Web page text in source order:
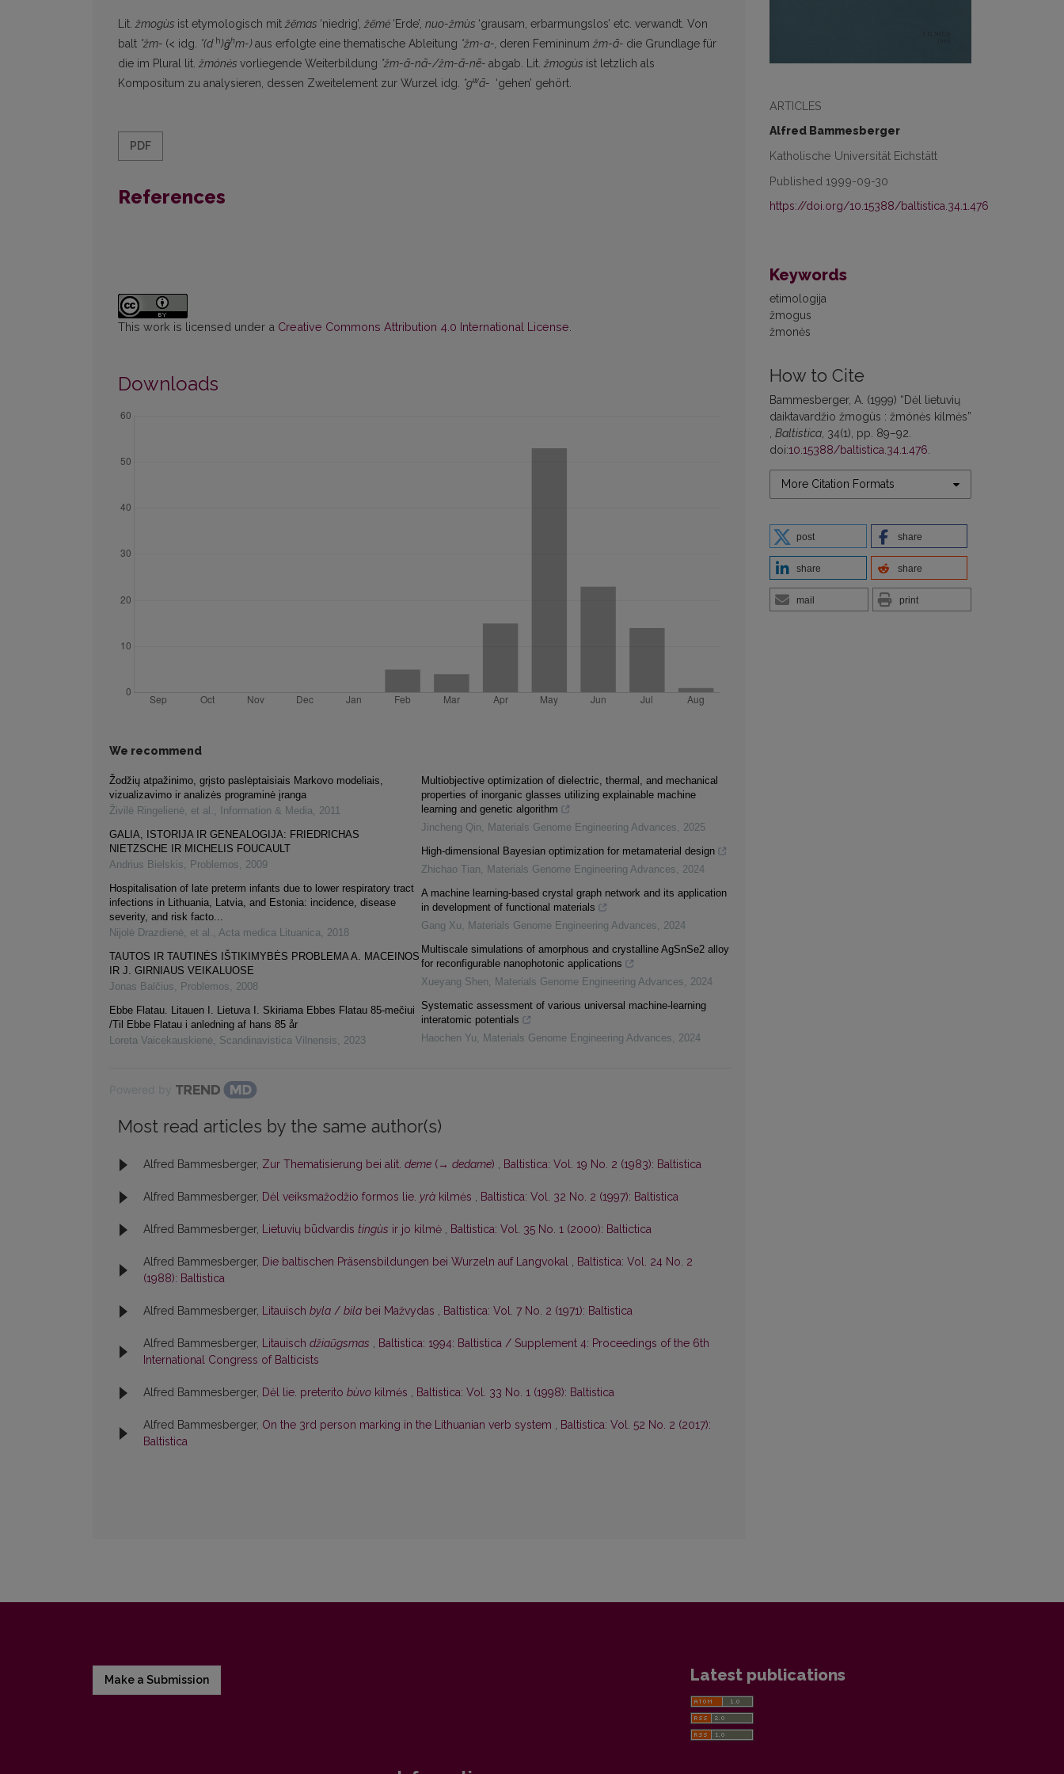
ARTICLES
Alfred Bammesberger
Katholische Universität Eichstätt
Published 1999-09-30
https://doi.org/10.15388/baltistica.34.1.476
Keywords
etimologija
žmogus
žmonės
How to Cite
Bammesberger, A. (1999) “Dėl lietuvių
daiktavardžio žmogùs : žmónės kilmės”
Baltistica , 34(1), pp. 89–92.
doi:10.15388/baltistica.34.1.476
More Citation Formats
post share
share share
mail print
Lit.žmogùs ist etymologisch mitžẽmas ‘niedrig’,žẽmė ‘Erde’, nuo-žmùs ‘grausam, erbarmungslos’ etc. verwandt. Von
balt *žm- (< idg. *(dh)g̑hm-)aus erfolgte eine thematische Ableitung *žm-a-, deren Femininumžm-ā- die Grundlage für
die im Plural lit.žmónės vorliegende Weiterbildung *žm-ā-nā-/žm-ā-nē- abgab. Lit.žmogùs ist letzlich als
Kompositum zu analysieren, dessen Zweitelement zur Wurzel idg. *gwā- ‘gehen’ gehört.
PDF
References
This work is licensed under a Creative Commons Attribution 4.0 International License
Downloads
We recommend
Žodžių atpažinimo, grįsto paslėptaisiais Markovo modeliais,
vizualizavimo ir analizės programinė įranga
Živilė Ringelienė, et al. , Information & Media, 2011
GALIA, ISTORIJA IR GENEALOGIJA: FRIEDRICHAS
NIETZSCHE IR MICHELIS FOUCAULT
Andrius Bielskis, Problemos, 2009
Hospitalisation of late preterm infants due to lower respiratory tract
infections in Lithuania, Latvia, and Estonia: incidence, disease
severity, and risk facto...
Nijolė Drazdienė, et al. , Acta medica Lituanica, 2018
TAUTOS IR TAUTINĖS IŠTIKIMYBĖS PROBLEMA A. MACEINOS
IR J. GIRNIAUS VEIKALUOSE
Jonas Balčius, Problemos, 2008
Ebbe Flatau. Litauen I. Lietuva I. Skiriama Ebbes Flatau 85-mečiui
/Til Ebbe Flatau i anledning af hans 85 år
Loreta Vaicekauskienė, Scandinavistica Vilnensis, 2023
Multiobjective optimization of dielectric, thermal, and mechanical
properties of inorganic glasses utilizing explainable machine
learning and genetic algorithm
Jincheng Qin, Materials Genome Engineering Advances, 2025
High-dimensional Bayesian optimization for metamaterial design
Zhichao Tian, Materials Genome Engineering Advances, 2024
A machine learning-based crystal graph network and its application
in development of functional materials
Gang Xu, Materials Genome Engineering Advances, 2024
Multiscale simulations of amorphous and crystalline AgSnSe2 alloy
for reconfigurable nanophotonic applications
Xueyang Shen, Materials Genome Engineering Advances, 2024
Systematic assessment of various universal machine-learning
interatomic potentials
Haochen Yu, Materials Genome Engineering Advances, 2024
Most read articles by the same author(s)
Alfred Bammesberger, Zur Thematisierung bei alit. deme (→ dedame) , Baltistica: Vol. 19 No. 2 (1983): Baltistica
Alfred Bammesberger, Dėl veiksmažodžio formos lie. yrà kilmės , Baltistica: Vol. 32 No. 2 (1997): Baltistica
Alfred Bammesberger, Lietuvių būdvardis tingùs ir jo kilmė , Baltistica: Vol. 35 No. 1 (2000): Baltictica
Alfred Bammesberger, Die baltischen Präsensbildungen bei Wurzeln auf Langvokal , Baltistica: Vol. 24 No. 2
(1988): Baltistica
Alfred Bammesberger, Litauisch byla / bila bei Mažvydas , Baltistica: Vol. 7 No. 2 (1971): Baltistica
Alfred Bammesberger, Litauisch džiaũgsmas , Baltistica: 1994: Baltistica / Supplement 4: Proceedings of the 6th
International Congress of Balticists
Alfred Bammesberger, Dėl lie. preterito bùvo kilmės , Baltistica: Vol. 33 No. 1 (1998): Baltistica
Alfred Bammesberger, On the 3rd person marking in the Lithuanian verb system , Baltistica: Vol. 52 No. 2 (2017):
Baltistica
Make a Submission Latest publications